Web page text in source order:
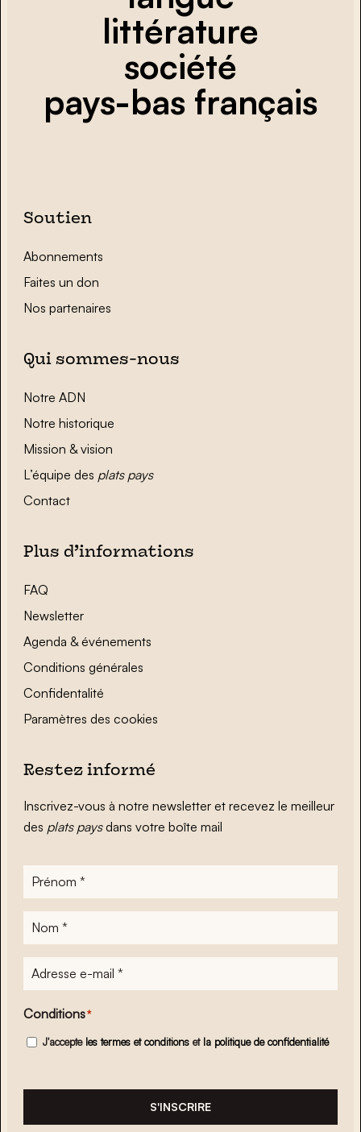
littérature
société
pays-bas français
Soutien
Abonnements
Faites un don
Nos partenaires
Qui sommes-nous
Notre ADN
Notre historique
Mission & vision
L’équipe des plats pays
Contact
Plus d’informations
FAQ
Newsletter
Agenda & événements
Conditions générales
Confidentalité
Paramètres des cookies
Restez informé
Inscrivez-vous à notre newsletter et recevez le meilleur
des plats paysdans votre boîte mail
Prénom
Nom
Adresse
e-
mail*
Conditions*
J'accepte les termes et conditions et la politique de confidentialité
S'INSCRIRE